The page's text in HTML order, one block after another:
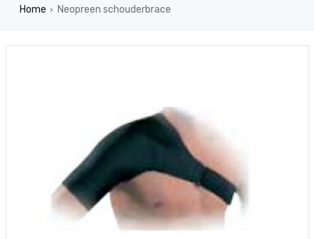
Home › Neopreen schouderbrace